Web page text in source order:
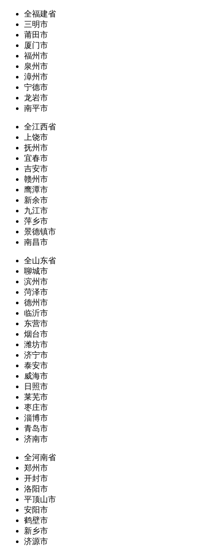
全福建省
三明市
莆田市
厦门市
福州市
泉州市
漳州市
宁德市
龙岩市
南平市
全江西省
上饶市
抚州市
宜春市
吉安市
赣州市
鹰潭市
新余市
九江市
萍乡市
景德镇市
南昌市
全山东省
聊城市
滨州市
菏泽市
德州市
临沂市
东营市
烟台市
潍坊市
济宁市
泰安市
威海市
日照市
莱芜市
枣庄市
淄博市
青岛市
济南市
全河南省
郑州市
开封市
洛阳市
平顶山市
安阳市
鹤壁市
新乡市
济源市